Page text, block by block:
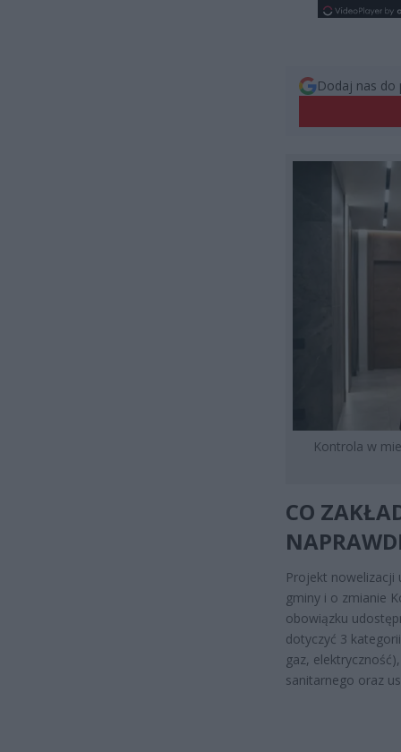
Dodaj nas do
Kontrola w
CO
Projekt
gminy i o zmianie
obowiązku
dotyczyć 3
gaz,
sanitarnego oraz